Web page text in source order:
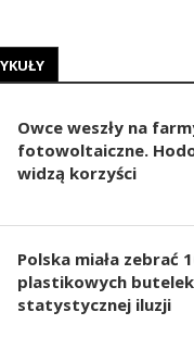
Owce weszły na
fotowoltaiczne.
widzą korzyści
Polska miała zebrać
plastikowych
statystycznej iluzji